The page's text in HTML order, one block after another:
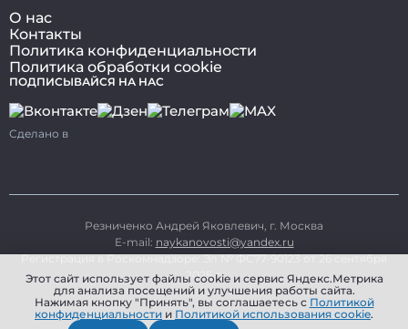
О нас
Контакты
Политика конфиденциальности
Политика обработки cookie
ПОДПИСЫВАЙСЯ НА НАС
Сделано в
Резниченко Андрей Яковлевич, г. Москва
E-mail: naykanovosti@yandex.ru
Регистрация в Роскомнадзоре: Эл № ФС77-90123 от 26 сентября
2025 г.
Этот сайт использует файлы cookie и сервис Яндекс.Метрика
для анализа посещений и улучшения работы сайта.
Нажимая кнопку "Принять", вы соглашаетесь с Политикой
конфиденциальности и Политикой использования cookie.